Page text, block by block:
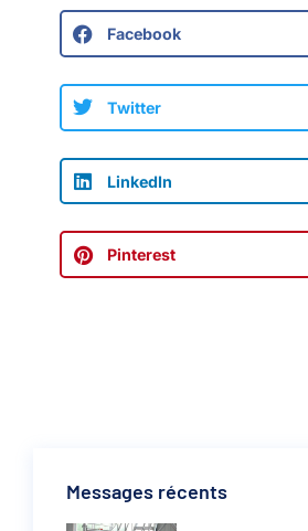
Facebook
Twitter
LinkedIn
Pinterest
Messages récents